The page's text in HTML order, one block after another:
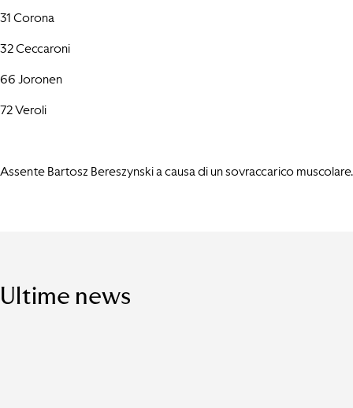
31 Corona
32 Ceccaroni
66 Joronen
72 Veroli
Assente Bartosz Bereszynski a causa di un sovraccarico muscolare.
Ultime news